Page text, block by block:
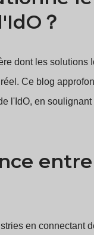
？
dont les solutions
Ce blog
l'IdO, en soulignant
entre
en connectant